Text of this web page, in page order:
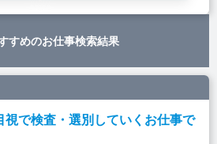
すめのお仕事検索結果
視で検査・選別していくお仕事で